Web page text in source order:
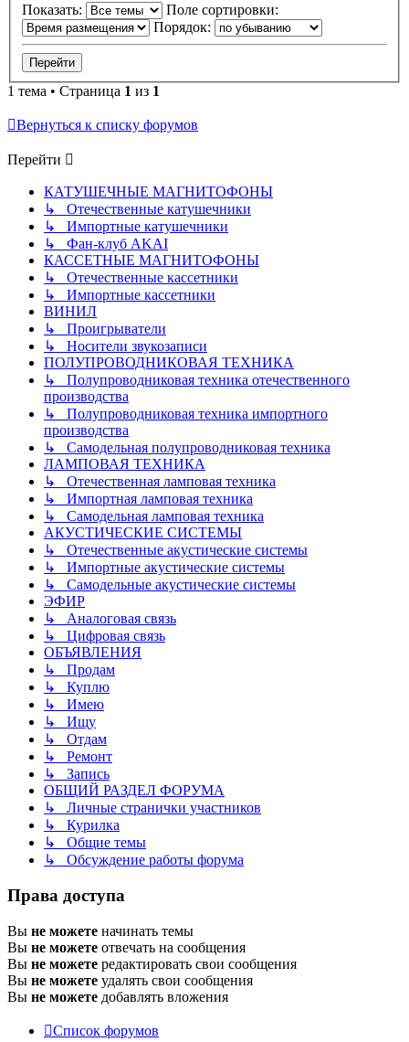
Показать:
Поле сортировки:
Порядок:
1 тема • Страница 1 из 1
Вернуться к списку форумов
Перейти
КАТУШЕЧНЫЕ МАГНИТОФОНЫ
↳ Отечественные катушечники
↳ Импортные катушечники
↳ Фан-клуб AKAI
КАССЕТНЫЕ МАГНИТОФОНЫ
↳ Отечественные кассетники
↳ Импортные кассетники
ВИНИЛ
↳ Проигрыватели
↳ Носители звукозаписи
ПОЛУПРОВОДНИКОВАЯ ТЕХНИКА
↳ Полупроводниковая техника отечественного
производства
↳ Полупроводниковая техника импортного
производства
↳ Самодельная полупроводниковая техника
ЛАМПОВАЯ ТЕХНИКА
↳ Отечественная ламповая техника
↳ Импортная ламповая техника
↳ Самодельная ламповая техника
АКУСТИЧЕСКИЕ СИСТЕМЫ
↳ Отечественные акустические системы
↳ Импортные акустические системы
↳ Самодельные акустические системы
ЭФИР
↳ Аналоговая связь
↳ Цифровая связь
ОБЪЯВЛЕНИЯ
↳ Продам
↳ Куплю
↳ Имею
↳ Ищу
↳ Отдам
↳ Ремонт
↳ Запись
ОБЩИЙ РАЗДЕЛ ФОРУМА
↳ Личные странички участников
↳ Курилка
↳ Общие темы
↳ Обсуждение работы форума
Права доступа
Вы не можете начинать темы
Вы не можете отвечать на сообщения
Вы не можете редактировать свои сообщения
Вы не можете удалять свои сообщения
Вы не можете добавлять вложения
Список форумов